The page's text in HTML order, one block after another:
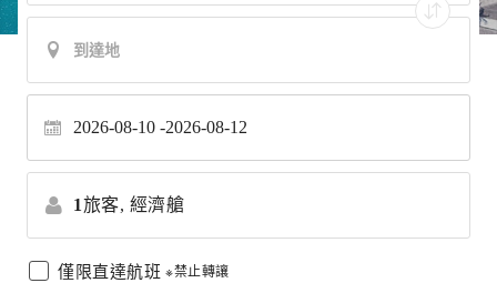
2026-08-10 2026-08-12
1旅客, 經濟艙
僅限直達航班 ※禁止轉讓